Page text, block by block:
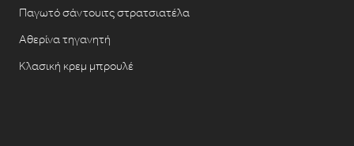
Παγωτό σάντουιτς στρατσιατέλα
Αθερίνα τηγανητή
Κλασική κρεμ μπρουλέ